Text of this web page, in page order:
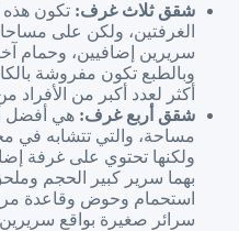
شقق ثلاث غرف: تكون
الغرفتين، ولكن على
سريرين إضافيين، وحمام
وبالطبع تكون مفروشة
أكثر لعدد أكبر من الأفراد
شقق أربع غرف: هي أفضل
مساحة، والتي تتشابه في
ولكنها تحتوي على غرفة
بهما سرير كبير الحجم
استحمام وحوض وقاعدة
سرائر صغيرة بواقع